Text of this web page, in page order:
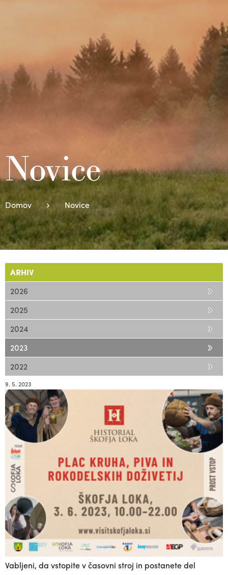
Novice
Domov Novice
ARHIV
2026
2025
2024
2023
2022
9. 5. 2023
Vabljeni, da vstopite v časovni stroj in postanete del